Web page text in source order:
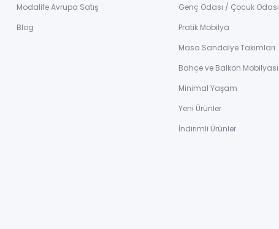
Modalife Avrupa Satış
Blog
Genç Odası / Çocuk Odası
Pratik Mobilya
Masa Sandalye Takımları
Bahçe ve Balkon Mobilyası
Minimal Yaşam
Yeni Ürünler
İndirimli Ürünler